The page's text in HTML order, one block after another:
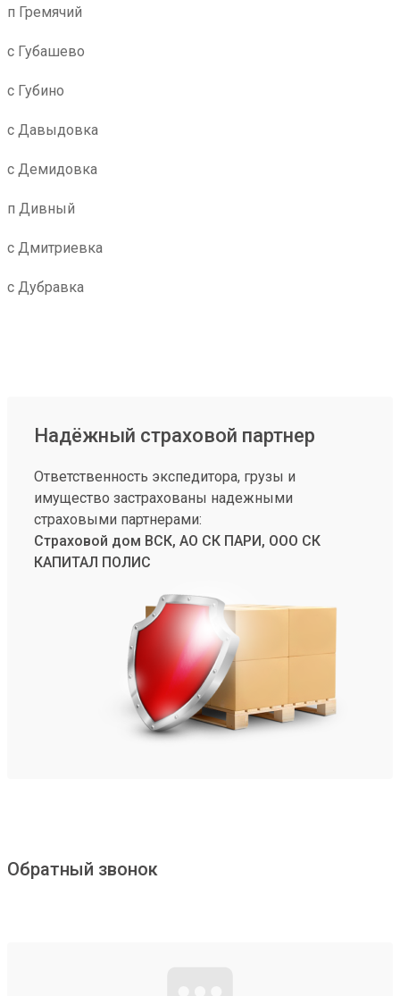
п Гремячий
с Губашево
с Губино
с Давыдовка
с Демидовка
п Дивный
с Дмитриевка
с Дубравка
Надёжный страховой партнер
Ответственность экспедитора, грузы и
имущество застрахованы надежными
страховыми партнерами:
Страховой дом ВСК, АО СК ПАРИ, ООО СК
КАПИТАЛ ПОЛИС
Обратный звонок